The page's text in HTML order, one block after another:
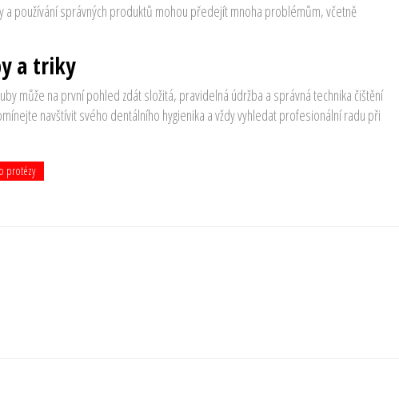
používání správných produktů mohou předejít mnoha problémům, včetně
a triky
může na první pohled zdát složitá, pravidelná údržba a správná technika čištění
navštívit svého dentálního hygienika a vždy vyhledat profesionální radu při
protézy